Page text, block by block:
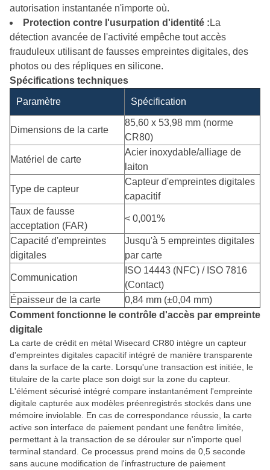
autorisation instantanée n'importe où.
Protection contre l'usurpation d'identité :La
détection avancée de l'activité empêche tout accès
frauduleux utilisant de fausses empreintes digitales, des
photos ou des répliques en silicone.
Spécifications techniques
Paramètre Spécification
Dimensions de la carte
85,60 x 53,98 mm (norme
CR80)
Matériel de carte
Acier inoxydable/alliage de
laiton
Type de capteur
Capteur d'empreintes digitales
capacitif
Taux de fausse
acceptation (FAR)
< 0,001%
Capacité d'empreintes
digitales
Jusqu'à 5 empreintes digitales
par carte
Communication
ISO 14443 (NFC) / ISO 7816
(Contact)
Épaisseur de la carte
0,84 mm (±0,04 mm)
Comment fonctionne le contrôle d'accès par empreinte
digitale
La carte de crédit en métal Wisecard CR80 intègre un capteur
d'empreintes digitales capacitif intégré de manière transparente
dans la surface de la carte. Lorsqu'une transaction est initiée, le
titulaire de la carte place son doigt sur la zone du capteur.
L'élément sécurisé intégré compare instantanément l'empreinte
digitale capturée aux modèles préenregistrés stockés dans une
mémoire inviolable. En cas de correspondance réussie, la carte
active son interface de paiement pendant une fenêtre limitée,
permettant à la transaction de se dérouler sur n'importe quel
terminal standard. Ce processus prend moins de 0,5 seconde
sans aucune modification de l'infrastructure de paiement